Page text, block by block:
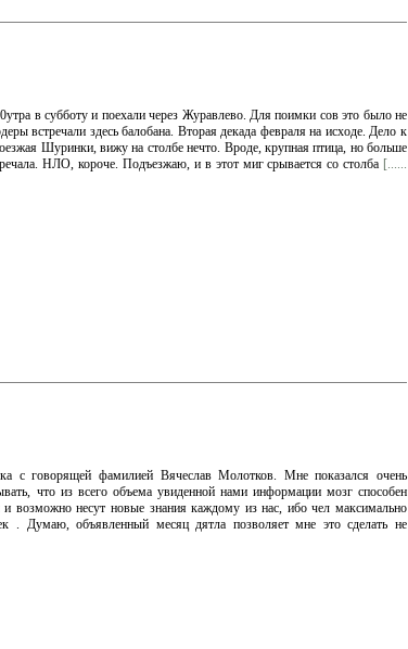
в субботу и поехали через Журавлево. Для поимки сов это было не
встречали здесь балобана. Вторая декада февраля на исходе. Дело к
Шуринки, вижу на столбе нечто. Вроде, крупная птица, но больше
НЛО, короче. Подъезжаю, и в этот миг срывается со столба [......
с говорящей фамилией Вячеслав Молотков. Мне показался очень
что из всего объема увиденной нами информации мозг способен
и возможно несут новые знания каждому из нас, ибо чел максимально
. Думаю, объявленный месяц дятла позволяет мне это сделать не